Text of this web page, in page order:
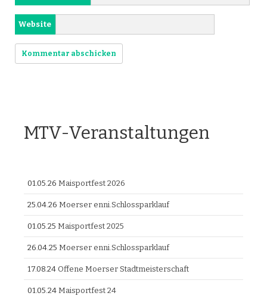
Website
MTV-Veranstaltungen
01.05.26 Maisportfest 2026
25.04.26 Moerser enni.Schlossparklauf
01.05.25 Maisportfest 2025
26.04.25 Moerser enni.Schlossparklauf
17.08.24 Offene Moerser Stadtmeisterschaft
01.05.24 Maisportfest 24